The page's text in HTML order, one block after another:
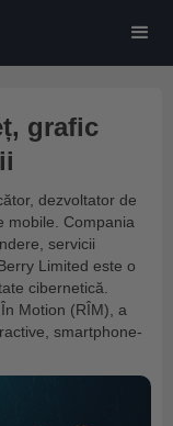
grafic
dezvoltator de
mobile. Compania
servicii
Limited este o
cibernetică.
Motion (RÎM), a
smartphone-